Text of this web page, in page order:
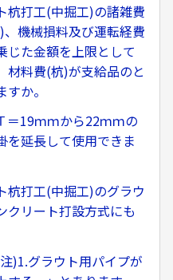
杭打工(中掘工)の諸雑費
機械損料及び運転経費
じた金額を上限として
材料費(杭)が支給品のと
か。
＝19ｍｍから22ｍｍの
を延長して使用できま
杭打工(中掘工)のグラウ
クリート打設方式にも
)1.グラウト用パイプが